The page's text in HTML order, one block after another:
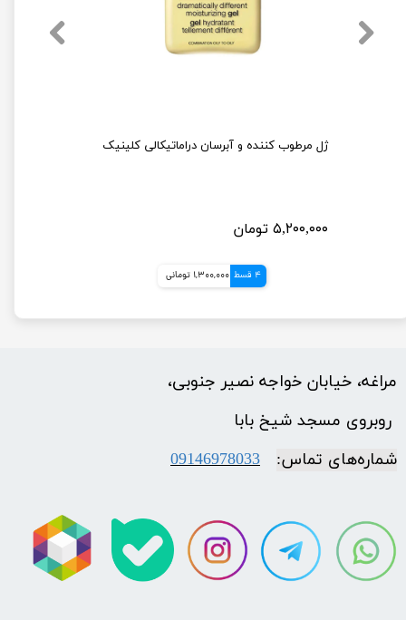
ژل مرطوب کننده و آبرسان دراماتیکالی کلینیک
۵,۲۰۰,۰۰۰ تومان
4 قسط 1,300,000 تومانی
مراغه، خیابان خواجه نصیر جنوبی،
​​​​​​​ روبروی مسجد شیخ بابا
شماره‌‌های تماس:
09146978033